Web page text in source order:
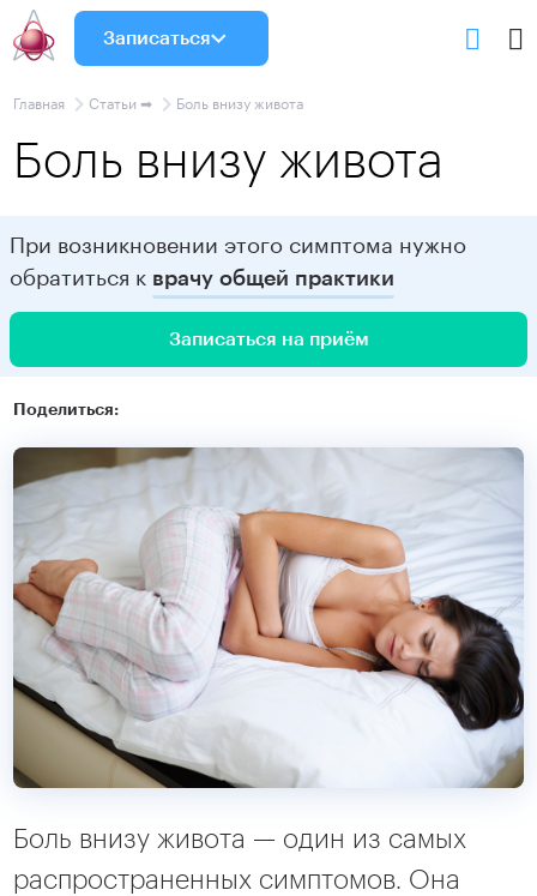
Записаться
Главная Статьи ➡ Боль внизу живота
Боль внизу живота
При возникновении этого симптома нужно
обратиться к врачу общей практики
Записаться на приём
Поделиться:
Боль внизу живота — один из самых
распространенных симптомов. Она